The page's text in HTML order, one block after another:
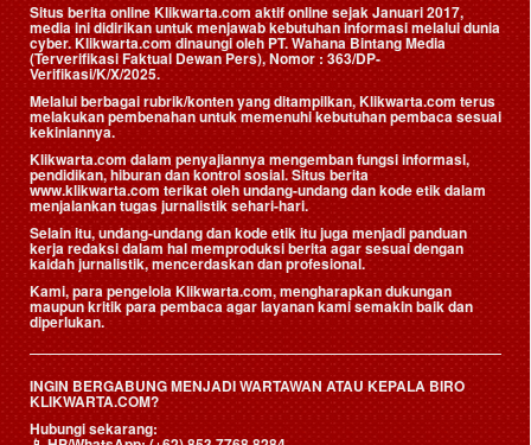
Situs berita online Klikwarta.com aktif online sejak Januari 2017,
media ini didirikan untuk menjawab kebutuhan informasi melalui dunia
cyber. Klikwarta.com dinaungi oleh PT. Wahana Bintang Media
(Terverifikasi Faktual Dewan Pers), Nomor : 363/DP-
Verifikasi/K/X/2025.
Melalui berbagai rubrik/konten yang ditampilkan, Klikwarta.com terus
melakukan pembenahan untuk memenuhi kebutuhan pembaca sesuai
kekiniannya.
Klikwarta.com dalam penyajiannya mengemban fungsi informasi,
pendidikan, hiburan dan kontrol sosial. Situs berita
www.klikwarta.com terikat oleh undang-undang dan kode etik dalam
menjalankan tugas jurnalistik sehari-hari.
Selain itu, undang-undang dan kode etik itu juga menjadi panduan
kerja redaksi dalam hal memproduksi berita agar sesuai dengan
kaidah jurnalistik, mencerdaskan dan profesional.
Kami, para pengelola Klikwarta.com, mengharapkan dukungan
maupun kritik para pembaca agar layanan kami semakin baik dan
diperlukan.
INGIN BERGABUNG MENJADI WARTAWAN ATAU KEPALA BIRO
KLIKWARTA.COM?
Hubungi sekarang: